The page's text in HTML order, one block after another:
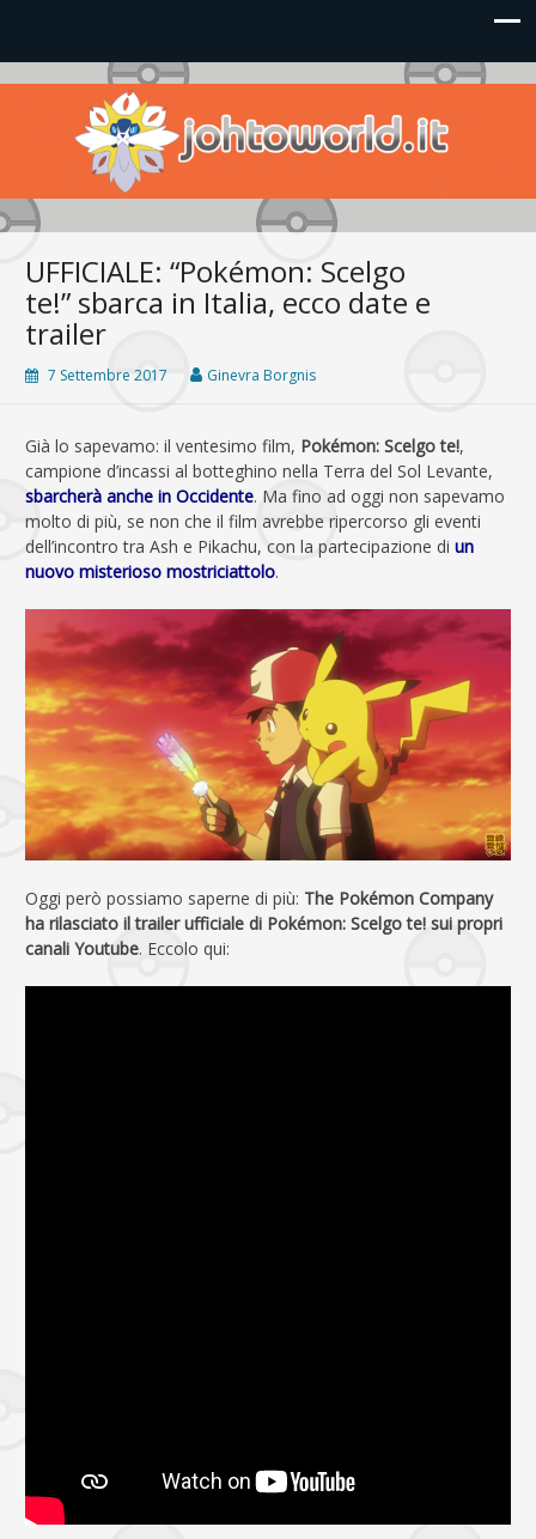
Johto World
Le novità più frizzanti dall'universo Pokémon e Nintendo
UFFICIALE: “Pokémon: Scelgo
te!” sbarca in Italia, ecco date e
trailer
7 Settembre 2017 Ginevra Borgnis
Già lo sapevamo: il ventesimo film, Pokémon: Scelgo te!,
campione d’incassi al botteghino nella Terra del Sol Levante,
sbarcherà anche in Occidente. Ma fino ad oggi non sapevamo
molto di più, se non che il film avrebbe ripercorso gli eventi
dell’incontro tra Ash e Pikachu, con la partecipazione di un
nuovo misterioso mostriciattolo.
Oggi però possiamo saperne di più: The Pokémon Company
ha rilasciato il trailer ufficiale di Pokémon: Scelgo te! sui propri
canali Youtube. Eccolo qui: